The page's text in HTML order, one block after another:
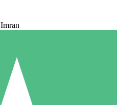
Imran